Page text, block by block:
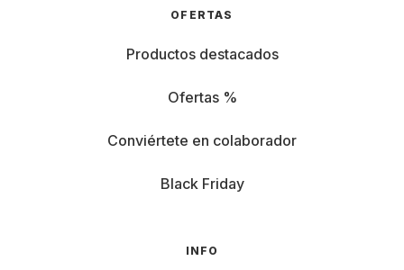
OFERTAS
Productos destacados
Ofertas %
Conviértete en colaborador
Black Friday
INFO